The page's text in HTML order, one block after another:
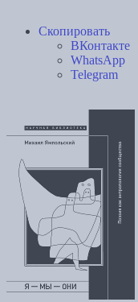
Скопировать
ВКонтакте
WhatsApp
Telegram